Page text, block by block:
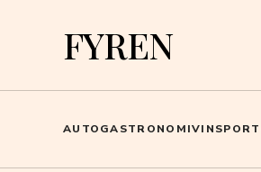
FYREN
AUTOGASTRONOMIVINSPORT